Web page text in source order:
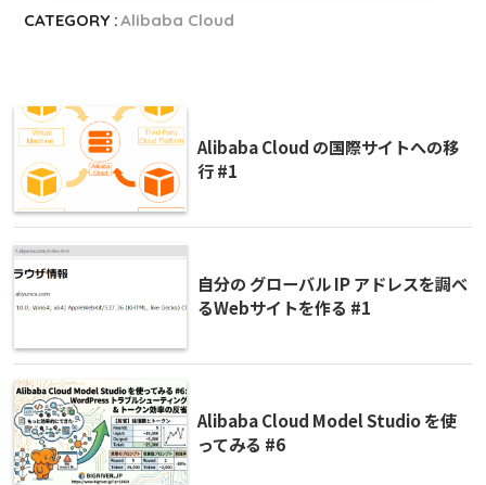
CATEGORY :Alibaba Cloud
Alibaba Cloud の国際サイトへの移
行 #1
自分の グローバル IP アドレスを調べ
るWebサイトを作る #1
Alibaba Cloud Model Studio を使
ってみる #6